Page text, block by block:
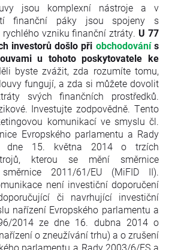
jsou komplexní nástroje a v
finanční páky jsou spojeny s
vzniku finanční ztráty. U 77
investorů došlo při obchodovánís
u tohoto poskytovatele ke
byste zvážit, zda rozumíte tomu,
fungují, a zda si můžete dovolit
svých finančních prostředků.
Investujte zodpovědně. Tento
komunikací ve smyslu čl.
Evropského parlamentu a Rady
dne 15. května 2014 o trzích
kterou se mění směrnice
2011/61/EU (MiFID II).
není investiční doporučení
či navrhující investiční
nařízení Evropského parlamentu a
2014 ze dne 16. dubna 2014 o
o zneužívání trhu) a o zrušení
parlamentu a Rady 2003/6/ES a